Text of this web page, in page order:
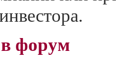
форум